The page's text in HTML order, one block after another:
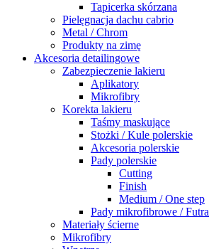
Tapicerka skórzana
Pielęgnacja dachu cabrio
Metal / Chrom
Produkty na zimę
Akcesoria detailingowe
Zabezpieczenie lakieru
Aplikatory
Mikrofibry
Korekta lakieru
Taśmy maskujące
Stożki / Kule polerskie
Akcesoria polerskie
Pady polerskie
Cutting
Finish
Medium / One step
Pady mikrofibrowe / Futra
Materiały ścierne
Mikrofibry